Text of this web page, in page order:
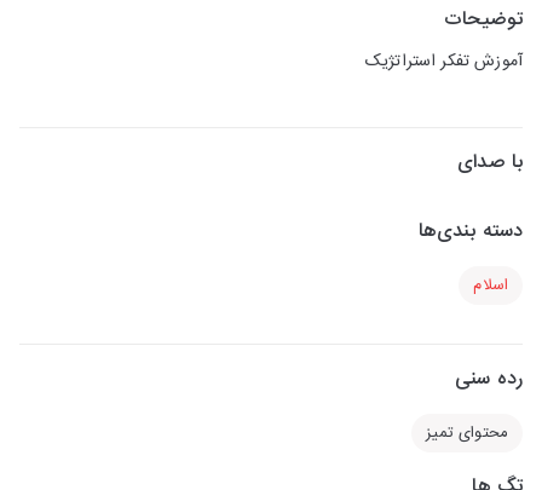
توضیحات
آموزش تفکر استراتژیک
با صدای
دسته بندی‌ها
اسلام
رده سنی
محتوای تمیز